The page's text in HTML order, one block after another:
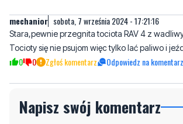
0 0 Zgłoś komentarz Odpowiedz na komentarz
Napisz swój komentarz
komentarze! Jeśli widzisz niestosowny
kliknij "zgłoś nadużycie".